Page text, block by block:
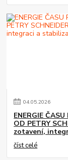
04.05.2026
ENERGIE
OD PETRY
zotavení,
číst celé